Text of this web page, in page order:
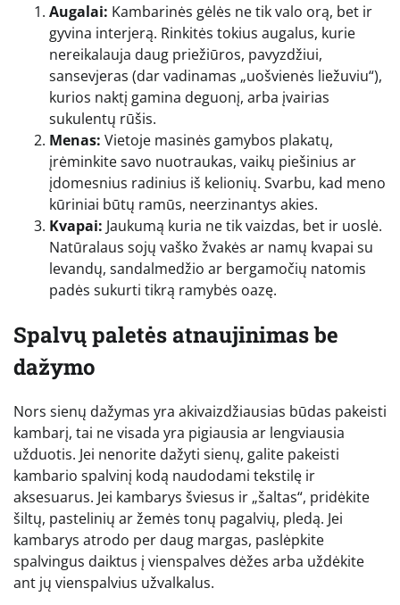
Augalai: Kambarinės gėlės ne tik valo orą, bet ir
gyvina interjerą. Rinkitės tokius augalus, kurie
nereikalauja daug priežiūros, pavyzdžiui,
sansevjeras (dar vadinamas „uošvienės liežuviu“),
kurios naktį gamina deguonį, arba įvairias
sukulentų rūšis.
Menas: Vietoje masinės gamybos plakatų,
įrėminkite savo nuotraukas, vaikų piešinius ar
įdomesnius radinius iš kelionių. Svarbu, kad meno
kūriniai būtų ramūs, neerzinantys akies.
Kvapai: Jaukumą kuria ne tik vaizdas, bet ir uoslė.
Natūralaus sojų vaško žvakės ar namų kvapai su
levandų, sandalmedžio ar bergamočių natomis
padės sukurti tikrą ramybės oazę.
Spalvų paletės atnaujinimas be
dažymo
Nors sienų dažymas yra akivaizdžiausias būdas pakeisti
kambarį, tai ne visada yra pigiausia ar lengviausia
užduotis. Jei nenorite dažyti sienų, galite pakeisti
kambario spalvinį kodą naudodami tekstilę ir
aksesuarus. Jei kambarys šviesus ir „šaltas“, pridėkite
šiltų, pastelinių ar žemės tonų pagalvių, pledą. Jei
kambarys atrodo per daug margas, paslėpkite
spalvingus daiktus į vienspalves dėžes arba uždėkite
ant jų vienspalvius užvalkalus.